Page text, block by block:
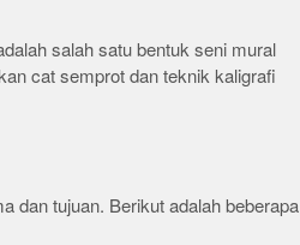
salah satu bentuk seni mural
cat semprot dan teknik kaligrafi
dan tujuan. Berikut adalah beberapa